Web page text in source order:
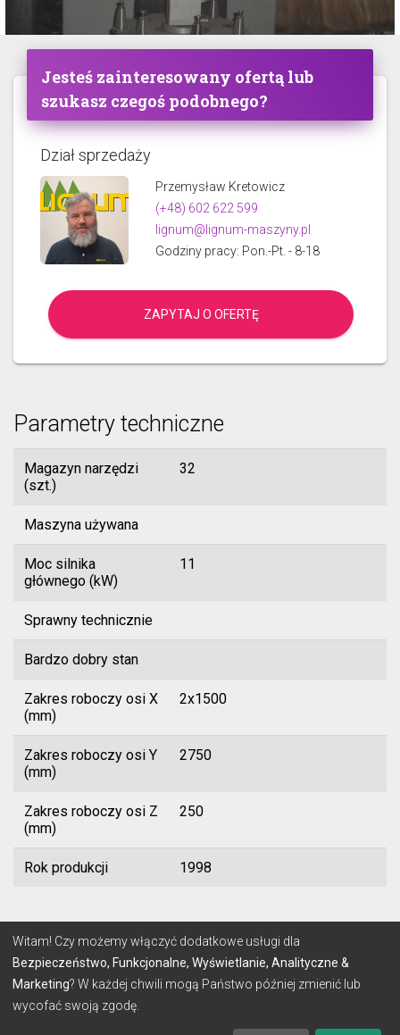
Jesteś zainteresowany ofertą lub
szukasz czegoś podobnego?
Dział sprzedaży
Przemysław Kretowicz
(+48) 602 622 599
lignum@lignum-maszyny.pl
Godziny pracy: Pon.-Pt. - 8-18
ZAPYTAJ O OFERTĘ
Parametry techniczne
Magazyn narzędzi
(szt.)
32
Maszyna używana
Moc silnika
głównego (kW)
11
Sprawny technicznie
Bardzo dobry stan
Zakres roboczy osi X
(mm)
2x1500
Zakres roboczy osi Y
(mm)
2750
Zakres roboczy osi Z
(mm)
250
Rok produkcji 1998
© 2026 Lignum
REGULAMIN POLITYKA PRYWATNOŚCI
Witam! Czy możemy włączyć dodatkowe usługi dla
Bezpieczeństwo, Funkcjonalne, Wyświetlanie, Analityczne &
Marketing? W każdej chwili mogą Państwo później zmienić lub
wycofać swoją zgodę.